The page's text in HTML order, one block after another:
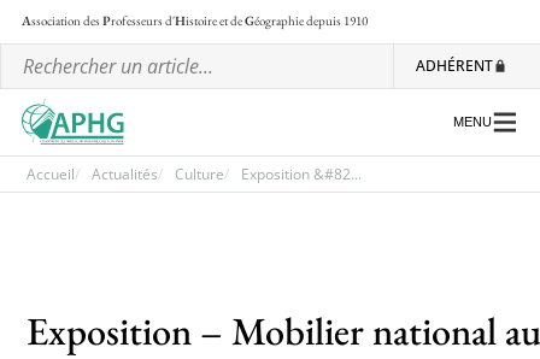
Association desProfesseurs d'Histoire et deGéographiedepuis 1910
ADHÉRENT
Les ateliers nationaux
MENU
Accueil Actualités Culture Exposition &#82...
Exposition – Mobilier national